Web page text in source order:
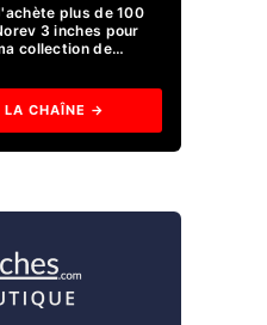
plus de 100
3 inches pour
collection de
LA CHAÎNE →